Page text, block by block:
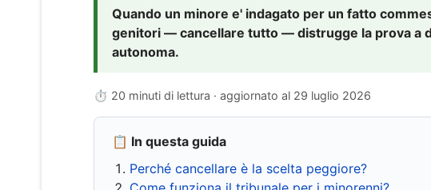
Quando un minore e' indagato per un fatto
genitori — cancellare tutto — distrugge la prova a
autonoma.
⏱ 20 minuti di lettura · aggiornato al 29 luglio 2026
📋 In questa guida
Perché cancellare è la scelta peggiore?